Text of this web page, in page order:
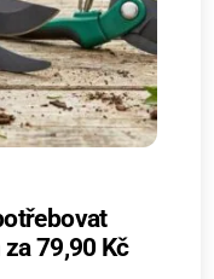
79,90 Kč